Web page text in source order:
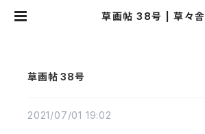
草画帖 38号 | 草々舎
草画帖 38号
2021/07/01 19:02